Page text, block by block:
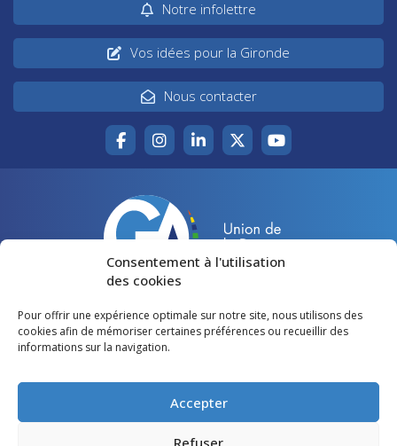
Consentement à l'utilisation
des cookies
Pour offrir une expérience optimale sur notre site, nous utilisons des
cookies afin de mémoriser certaines préférences ou recueillir des
informations sur la navigation.
Accepter
Refuser
Notre infolettre
Vos idées pour la Gironde
Nous contacter
Accueil
Votre canton
Lire et voir
Agir pour la Gironde
Restons en contact